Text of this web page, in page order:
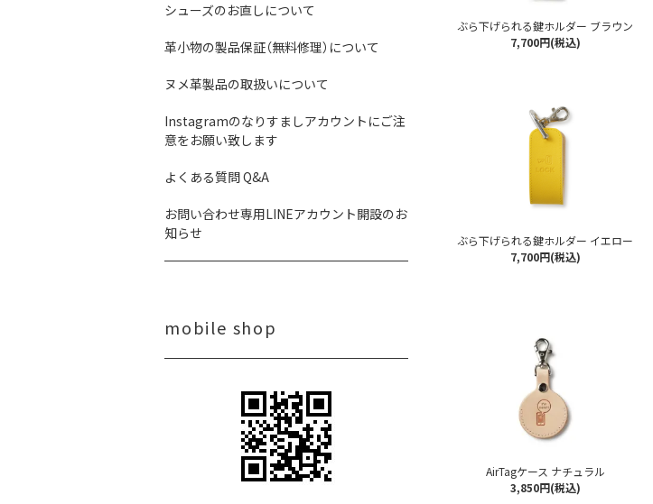
ぶら下げられる鍵ホルダー ブラウン
7,700円(税込)
ぶら下げられる鍵ホルダー イエロー
7,700円(税込)
AirTagケース ナチュラル
3,850円(税込)
シューズのお直しについて
革小物の製品保証（無料修理）について
ヌメ革製品の取扱いについて
Instagramのなりすましアカウントにご注
意をお願い致します
よくある質問 Q&A
お問い合わせ専用LINEアカウント開設のお
知らせ
mobile shop